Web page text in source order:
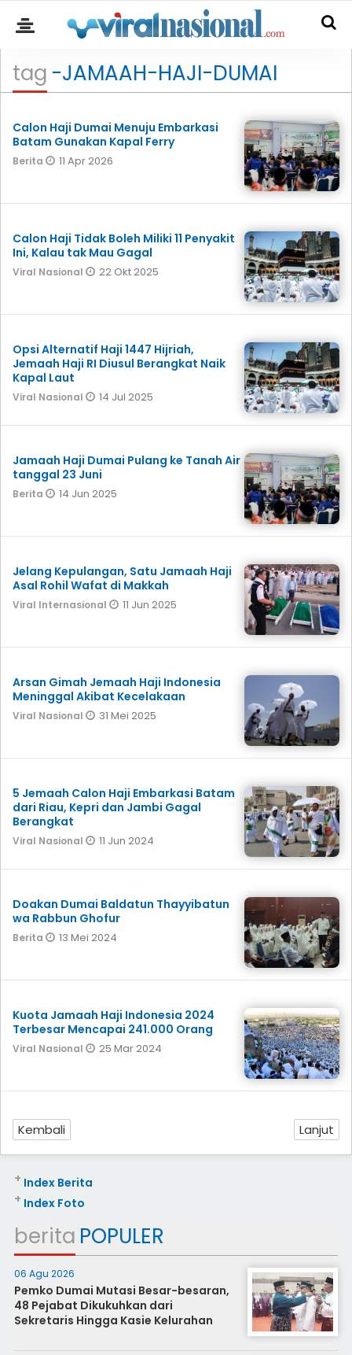
tag -JAMAAH-HAJI-DUMAI
Calon Haji Dumai Menuju Embarkasi
Batam Gunakan Kapal Ferry
Berita 11 Apr 2026
Calon Haji Tidak Boleh Miliki 11 Penyakit
Ini, Kalau tak Mau Gagal
Viral Nasional 22 Okt 2025
Opsi Alternatif Haji 1447 Hijriah,
Jemaah Haji RI Diusul Berangkat Naik
Kapal Laut
Viral Nasional 14 Jul 2025
Jamaah Haji Dumai Pulang ke Tanah Air
tanggal 23 Juni
Berita 14 Jun 2025
Jelang Kepulangan, Satu Jamaah Haji
Asal Rohil Wafat di Makkah
Viral Internasional 11 Jun 2025
Arsan Gimah Jemaah Haji Indonesia
Meninggal Akibat Kecelakaan
Viral Nasional 31 Mei 2025
5 Jemaah Calon Haji Embarkasi Batam
dari Riau, Kepri dan Jambi Gagal
Berangkat
Viral Nasional 11 Jun 2024
Doakan Dumai Baldatun Thayyibatun
wa Rabbun Ghofur
Berita 13 Mei 2024
Kuota Jamaah Haji Indonesia 2024
Terbesar Mencapai 241.000 Orang
Viral Nasional 25 Mar 2024
Kembali Lanjut
Index Berita
+
Index Foto
+
berita POPULER
06 Agu 2026
Pemko Dumai Mutasi Besar-besaran,
48 Pejabat Dikukuhkan dari
Sekretaris Hingga Kasie Kelurahan